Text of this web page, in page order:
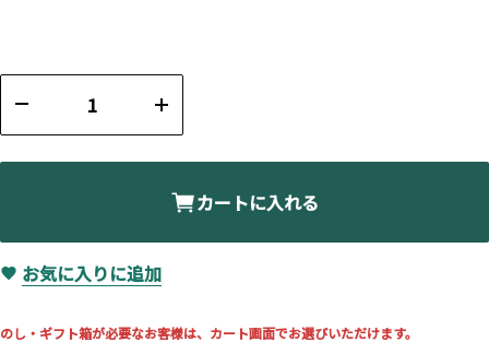
カートに入れる
お気に入りに追加
のし・ギフト箱が必要なお客様は、カート画面でお選びいただけます。